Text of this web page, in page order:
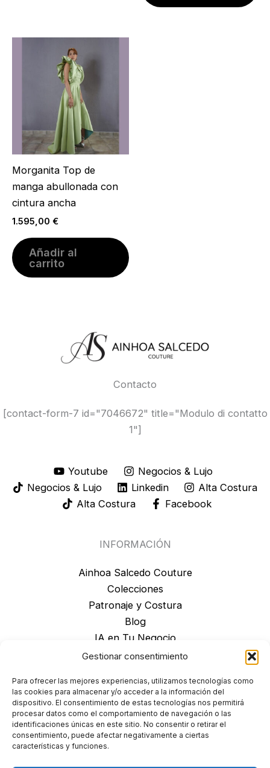
Gestionar consentimiento
Para ofrecer las mejores experiencias, utilizamos tecnologías como
las cookies para almacenar y/o acceder a la información del
dispositivo. El consentimiento de estas tecnologías nos permitirá
procesar datos como el comportamiento de navegación o las
identificaciones únicas en este sitio. No consentir o retirar el
consentimiento, puede afectar negativamente a ciertas
características y funciones.
Morganita Top de
manga abullonada con
cintura ancha
1.595,00 €
Añadir al
carrito
Contacto
[contact-form-7 id="7046672" title="Modulo di contatto
1"]
Youtube
Negocios & Lujo
Negocios & Lujo
Linkedin
Alta Costura
Alta Costura
Facebook
INFORMACIÓN
Ainhoa Salcedo Couture
Colecciones
Patronaje y Costura
Blog
IA en Tu Negocio
Contacto
SERVICIO AL CLIENTE
Aviso legal
Derecho Desestimiento